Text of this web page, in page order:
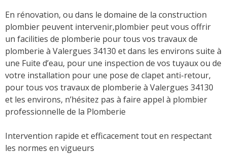
En rénovation, ou dans le domaine de la construction
plombier peuvent intervenir,plombier peut vous offrir
un facilities de plomberie pour tous vos travaux de
plomberie à Valergues 34130 et dans les environs suite à
une Fuite d’eau, pour une inspection de vos tuyaux ou de
votre installation pour une pose de clapet anti-retour,
pour tous vos travaux de plomberie à Valergues 34130
et les environs, n’hésitez pas à faire appel à plombier
professionnelle de la Plomberie
Intervention rapide et efficacement tout en respectant
les normes en vigueurs